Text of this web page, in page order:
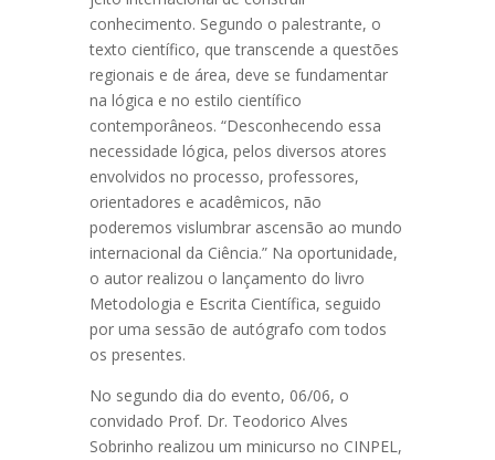
conhecimento. Segundo o palestrante, o
texto científico, que transcende a questões
regionais e de área, deve se fundamentar
na lógica e no estilo científico
contemporâneos. “Desconhecendo essa
necessidade lógica, pelos diversos atores
envolvidos no processo, professores,
orientadores e acadêmicos, não
poderemos vislumbrar ascensão ao mundo
internacional da Ciência.” Na oportunidade,
o autor realizou o lançamento do livro
Metodologia e Escrita Científica, seguido
por uma sessão de autógrafo com todos
os presentes.
No segundo dia do evento, 06/06, o
convidado Prof. Dr. Teodorico Alves
Sobrinho realizou um minicurso no CINPEL,